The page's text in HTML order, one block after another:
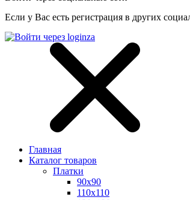
Если у Вас есть регистрация в других
Главная
Каталог товаров
Платки
90x90
110x110